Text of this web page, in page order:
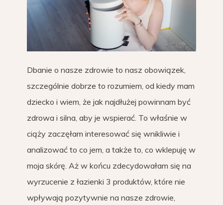
Dbanie o nasze zdrowie to nasz obowiązek,
szczególnie dobrze to rozumiem, od kiedy mam
dziecko i wiem, że jak najdłużej powinnam być
zdrowa i silna, aby je wspierać. To właśnie w
ciąży zaczęłam interesować się wnikliwie i
analizować to co jem, a także to, co wklepuję w
moja skórę. Aż w końcu zdecydowałam się na
wyrzucenie z łazienki 3 produktów, które nie
wpływają pozytywnie na nasze zdrowie,